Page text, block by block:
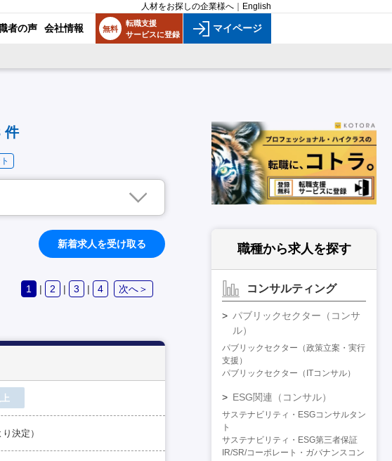
人材をお探しの企業様へ English
者の声 会社情報 無料
転職支援
サービスに登録
マイページ
件
新着求人を受け取る
1 | 2 | 3 | 4 次へ＞
決定）
職種から求人を探す
コンサルティング
パブリックセクター（コンサ
ル）
パブリックセクター（政策立案・実行
支援）
パブリックセクター（ITコンサル）
ESG関連（コンサル）
サステナビリティ・ESGコンサルタン
ト
サステナビリティ・ESG第三者保証
IR/SR/コーポレート・ガバナンスコン